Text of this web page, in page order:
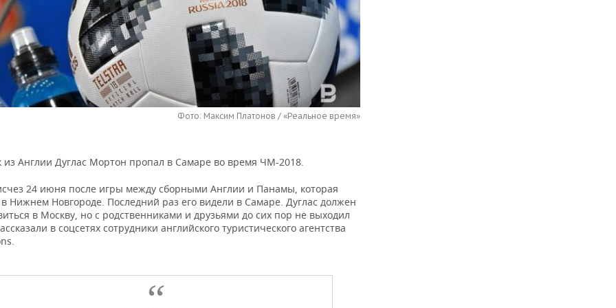
Фото: Максим Платонов / «Реальное время»
из Англии Дуглас Мортон пропал в Самаре во время ЧМ-2018.
24 июня после игры между сборными Англии и Панамы, которая
Нижнем Новгороде. Последний раз его видели в Самаре. Дуглас должен
в Москву, но с родственниками и друзьями до сих пор не выходил
в соцсетях сотрудники английского туристического агентства